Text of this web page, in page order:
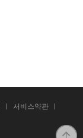
서비스약관